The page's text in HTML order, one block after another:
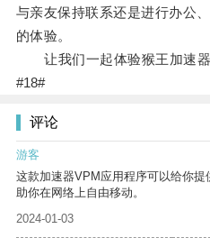
与亲友保持联系还是进行办公
的体验。
让我们一起体验猴王加速器
#18#
评论
游客
这款加速器VPM应用程序可以给你
助你在网络上自由移动。
2024-01-03